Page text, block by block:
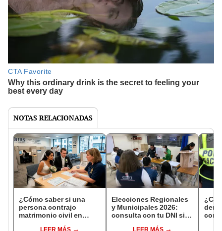
NOTAS RELACIONADAS
¿Cómo saber si una
persona contrajo
matrimonio civil en
LEER MÁS
Elecciones Regionales
y Municipales 2026:
consulta con tu DNI si
LEER MÁS
con